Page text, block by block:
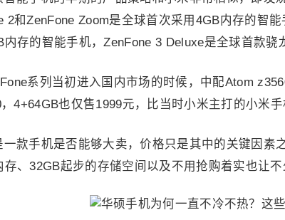
2和ZenFone Zoom是全球首次采用4GB内存的智
内存的智能手机，ZenFone 3 Deluxe是全球首款
系列当初进入国内市场的时候，中配Atom
4+64GB也仅售1999元，比当时小米主打的小米手
一款手机是否能够大卖，价格只是其中的关键因素
存、32GB起步的存储空间以及不用抢购着实也让不